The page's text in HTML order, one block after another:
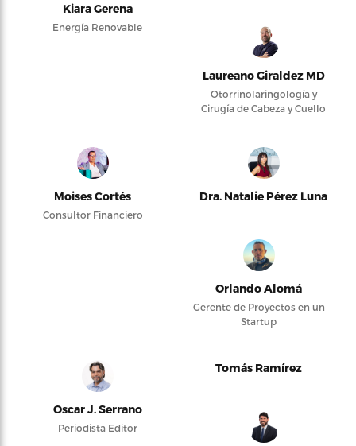
Kiara Gerena
Energía Renovable
Laureano Giraldez MD
Otorrinolaringología y
Cirugía de Cabeza y Cuello
Moises Cortés
Consultor Financiero
Dra. Natalie Pérez Luna
Orlando Alomá
Gerente de Proyectos en un
Startup
Oscar J. Serrano
Periodista Editor
Tomás Ramírez